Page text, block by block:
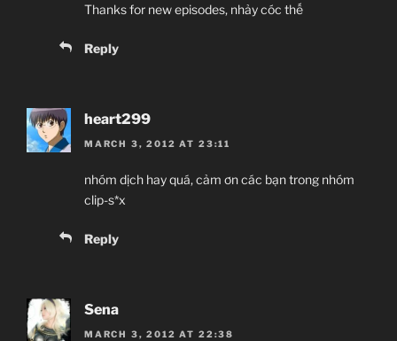
Thanks for new episodes, nhảy cóc thế
Reply
heart299
MARCH 3, 2012 AT 23:11
nhóm dịch hay quá, cảm ơn các bạn trong nhóm
clip-s*x
Reply
Sena
MARCH 3, 2012 AT 22:38